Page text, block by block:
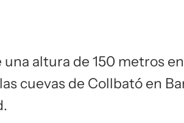
altura de 150 metros
cuevas de Collbató en